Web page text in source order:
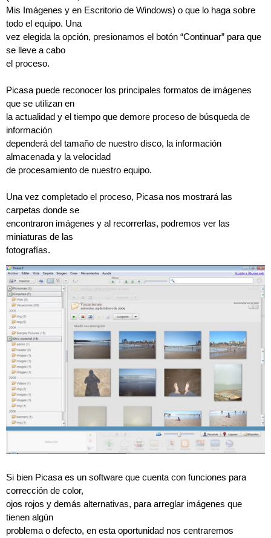
Mis Imágenes y en Escritorio de Windows) o que lo haga sobre
todo el equipo. Una
vez elegida la opción, presionamos el botón “Continuar” para que
se lleve a cabo
el proceso.
Picasa puede reconocer los principales formatos de imágenes
que se utilizan en
la actualidad y el tiempo que demore proceso de búsqueda de
información
dependerá del tamaño de nuestro disco, la información
almacenada y la velocidad
de procesamiento de nuestro equipo.
Una vez completado el proceso, Picasa nos mostrará las
carpetas donde se
encontraron imágenes y al recorrerlas, podremos ver las
miniaturas de las
fotografías.
Si bien Picasa es un software que cuenta con funciones para
corrección de color,
ojos rojos y demás alternativas, para arreglar imágenes que
tienen algún
problema o defecto, en esta oportunidad nos centraremos